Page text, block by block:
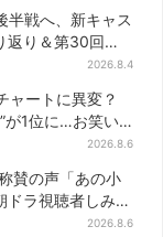
と」
戦へ、新キャス
返り＆第30回あ
2026.8.4
ャートに異変？
が1位に…お笑い
2026.8.6
賛の声「あの小
ラ視聴者しみじ
2026.8.6